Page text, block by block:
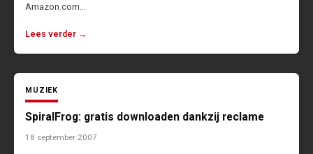
Amazon.com…
Lees verder →
MUZIEK
SpiralFrog: gratis downloaden dankzij reclame
18 september 2007